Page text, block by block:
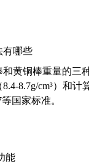
有哪些
黄铜棒重量的三
8.7g/cm³）和
国家标准。
能